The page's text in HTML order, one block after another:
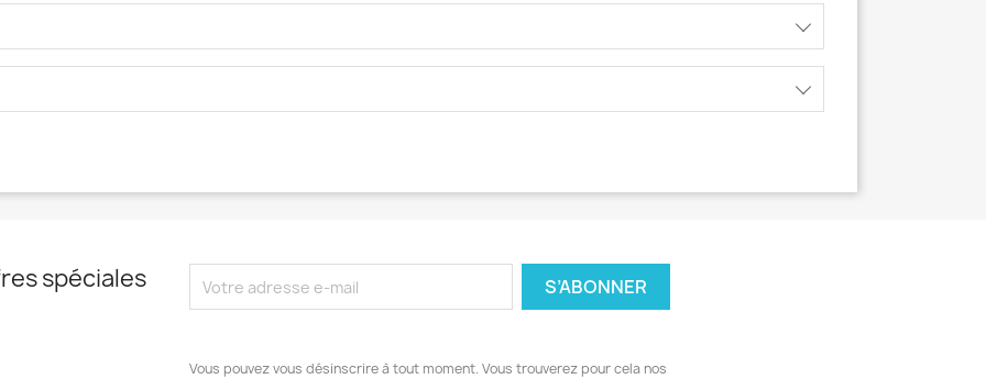
spéciales
Vous pouvez vous désinscrire à tout moment. Vous trouverez pour cela nos